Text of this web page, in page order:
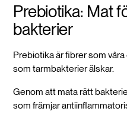
Prebiotika: Mat
bakterier
Prebiotika är fibrer som
som tarmbakterier älskar.
Genom att mata rätt
som främjar